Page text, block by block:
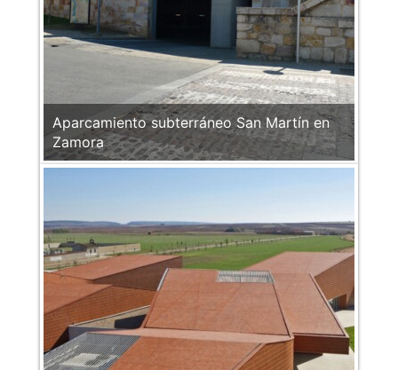
Aparcamiento subterráneo San Martín en
Zamora